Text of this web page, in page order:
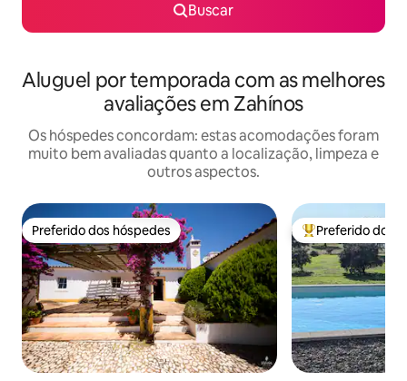
Buscar
Aluguel por temporada com as melhores
avaliações em Zahínos
Os hóspedes concordam: estas acomodações foram
muito bem avaliadas quanto a localização, limpeza e
outros aspectos.
Preferido dos hóspedes
Preferido dos hóspedes Entre os
Preferido dos